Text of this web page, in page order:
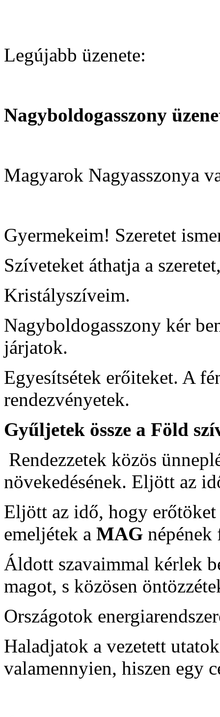
Legújabb üzenete:
Nagyboldogasszony
Magyarok Nagyasszonya
Gyermekeim! Szeretet
Szíveteket áthatja a
Kristályszíveim.
Nagyboldogasszony kér
járjatok.
Egyesítsétek erőiteket. A
rendezvényetek.
Gyűljetek össze a Föld
Rendezzetek közös
növekedésének. Eljött az
Eljött az idő, hogy erőtöket
emeljétek a MAG népének
Áldott szavaimmal kérlek
magot, s közösen
Országotok
Haladjatok a vezetett
valamennyien, hiszen egy